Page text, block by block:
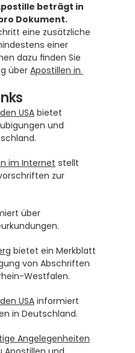
beträgt in
Dokument.
eine zusätzliche
einer
dazu finden Sie
über Apostillen in
USA bietet
und
im Internet stellt
zur
über
bietet ein Merkblatt
von Abschriften
Westfalen.
USA informiert
in Deutschland.
Angelegenheiten